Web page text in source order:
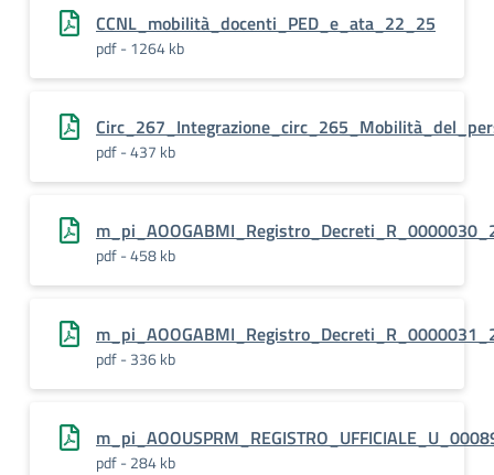
CCNL_mobilità_docenti_PED_e_ata_22_25
pdf - 1264 kb
pdf - 437 kb
pdf - 458 kb
pdf - 336 kb
pdf - 284 kb